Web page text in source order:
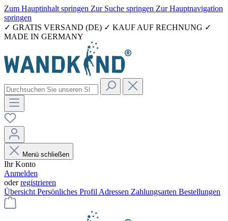
Zum Hauptinhalt springen Zur Suche springen Zur Hauptnavigation
springen
✓ GRATIS VERSAND (DE) ✓ KAUF AUF RECHNUNG ✓
MADE IN GERMANY
Menü schließen
Ihr Konto
Anmelden
oderregistrieren
Übersicht Persönliches Profil Adressen Zahlungsarten Bestellungen